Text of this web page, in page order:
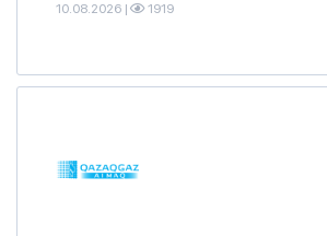
10.08.2026 | 1919